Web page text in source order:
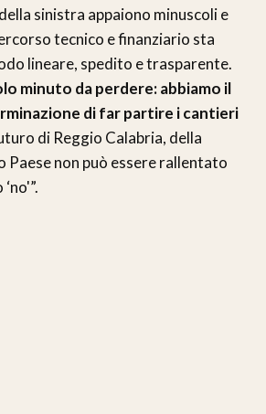
sinistra appaiono minuscoli e
tecnico e finanziario sta
lineare, spedito e trasparente.
minuto da perdere: abbiamo il
di far partire i cantieri
di Reggio Calabria, della
Paese non può essere rallentato